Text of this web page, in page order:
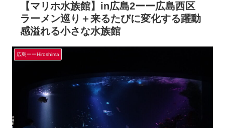
【マリホ水族館】in広島2ーー広島西区
ラーメン巡り＋来るたびに変化する躍動
感溢れる小さな水族館
広島ーーHiroshima